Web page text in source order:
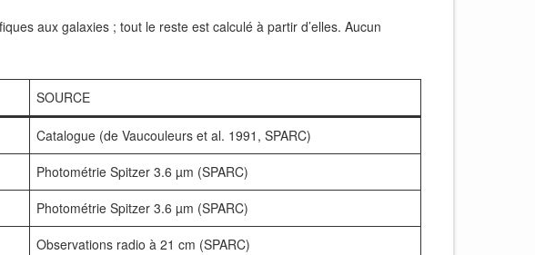
aux galaxies ; tout le reste est calculé à partir d’elles. Aucun
SOURCE
Catalogue (de Vaucouleurs et al. 1991, SPARC)
Photométrie Spitzer 3.6 µm (SPARC)
Photométrie Spitzer 3.6 µm (SPARC)
Observations radio à 21 cm (SPARC)